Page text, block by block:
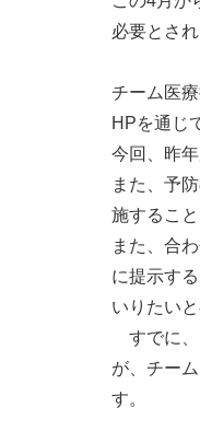
必要とさ
チーム医
HPを通じ
今回、昨
また、予
施すること
また、合
に提示す
いりたいと
すでに、
が、チー
す。